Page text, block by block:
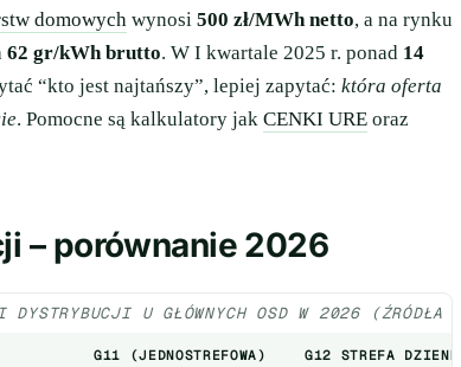
domowych wynosi 500 zł/MWh netto, a na rynku
62 gr/kWh brutto. W I kwartale 2025 r. ponad 14
“kto jest najtańszy”, lepiej zapytać: która oferta
. Pomocne są kalkulatory jak CENKI URE oraz
– porównanie 2026
U GŁÓWNYCH OSD W 2026 (ŹRÓDŁA
G11 (JEDNOSTREFOWA) G12 STREFA DZIENNA